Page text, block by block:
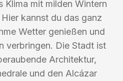
Klima mit milden Wintern
kannst du das ganz
Wetter genießen und
verbringen. Die Stadt ist
Architektur,
und den Alcázar